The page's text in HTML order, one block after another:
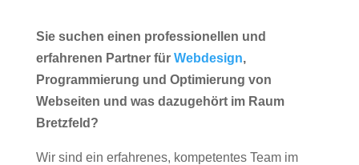
Sie suchen einen professionellen und
erfahrenen Partner für Webdesign,
Programmierung und Optimierung von
Webseiten und was dazugehört im Raum
Bretzfeld?
Wir sind ein erfahrenes, kompetentes Team im